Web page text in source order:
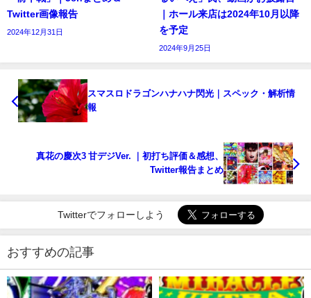
Twitter画像報告
2024年12月31日
｜ホール来店は2024年10月以降
を予定
2024年9月25日
スマスロドラゴンハナハナ閃光｜スペック・解析情
報
真花の慶次3 甘デジVer. ｜初打ち評価＆感想、
Twitter報告まとめ
Twitterでフォローしよう
おすすめの記事